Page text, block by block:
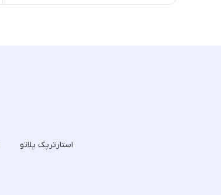
استارترپک پلاتو